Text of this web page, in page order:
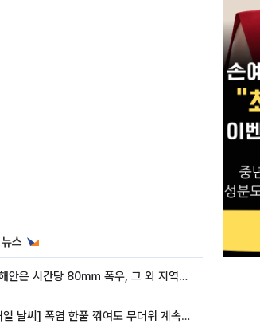
스
동해안은 시간당 80㎜ 폭우, 그 외 지역은 폭염…‘극과 극 날씨’
[내일 날씨] 폭염 한풀 꺾여도 무더위 계속⋯동해안 이틀 연속 비